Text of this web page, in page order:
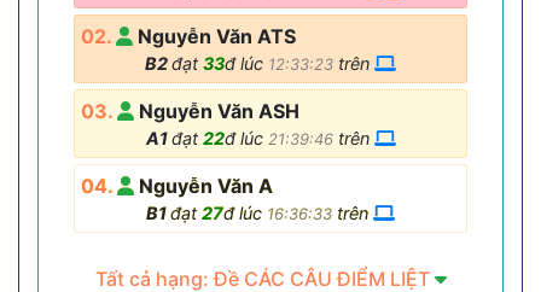
02. Nguyễn Văn ATS
B2đạt 33đ lúc 12:33:23 trên
03. Nguyễn Văn ASH
A1đạt 22đ lúc 21:39:46trên
04. Nguyễn Văn A
B1đạt27đ lúc 16:36:33 trên
Tất cả hạng: Đề CÁC CÂU ĐIỂM LIỆT